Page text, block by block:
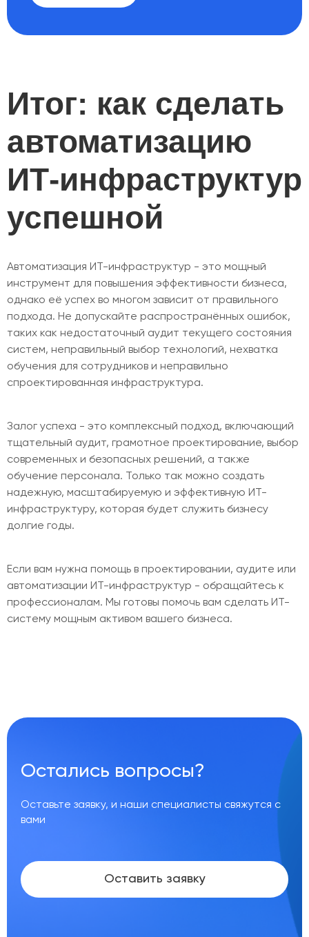
Итог: как сделать
автоматизацию
ИТ-инфраструктур
успешной
Автоматизация ИТ-инфраструктур - это мощный
инструмент для повышения эффективности бизнеса,
однако её успех во многом зависит от правильного
подхода. Не допускайте распространённых ошибок,
таких как недостаточный аудит текущего состояния
систем, неправильный выбор технологий, нехватка
обучения для сотрудников и неправильно
спроектированная инфраструктура.
Залог успеха - это комплексный подход, включающий
тщательный аудит, грамотное проектирование, выбор
современных и безопасных решений, а также
обучение персонала. Только так можно создать
надежную, масштабируемую и эффективную ИТ-
инфраструктуру, которая будет служить бизнесу
долгие годы.
Если вам нужна помощь в проектировании, аудите или
автоматизации ИТ-инфраструктур - обращайтесь к
профессионалам. Мы готовы помочь вам сделать ИТ-
систему мощным активом вашего бизнеса.
Остались вопросы?
Оставьте заявку, и наши специалисты свяжутся с
вами
Оставить заявку